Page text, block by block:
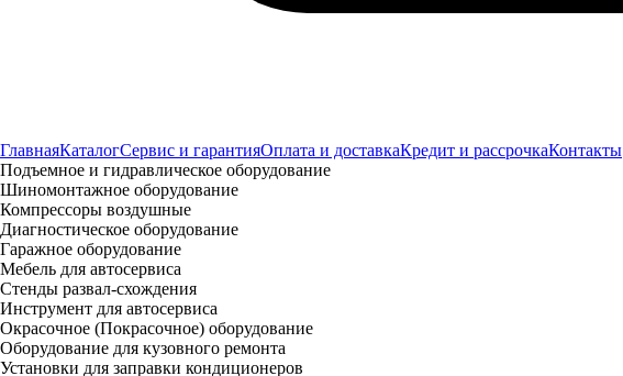
ГлавнаяКаталогСервис и гарантияОплата и доставкаКредит и рассрочкаКонтакты
Подъемное и гидравлическое оборудование
Шиномонтажное оборудование
Компрессоры воздушные
Диагностическое оборудование
Гаражное оборудование
Мебель для автосервиса
Стенды развал-схождения
Инструмент для автосервиса
Окрасочное (Покрасочное) оборудование
Оборудование для кузовного ремонта
Установки для заправки кондиционеров